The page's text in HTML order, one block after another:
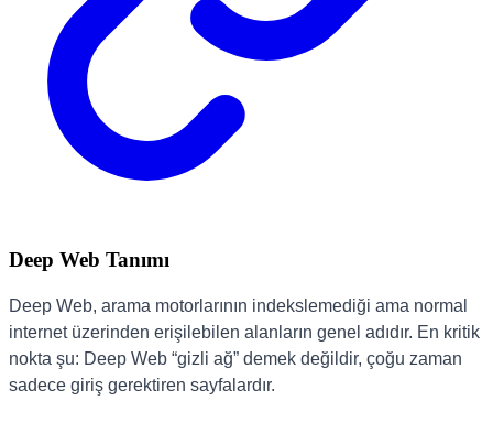
Deep Web Tanımı
Deep Web, arama motorlarının indekslemediği ama normal
internet üzerinden erişilebilen alanların genel adıdır. En kritik
nokta şu: Deep Web “gizli ağ” demek değildir, çoğu zaman
sadece giriş gerektiren sayfalardır.